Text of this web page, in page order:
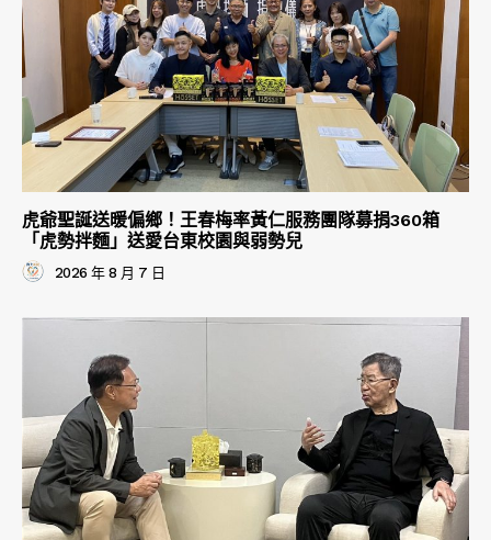
虎爺聖誕送暖偏鄉！王春梅率黃仁服務團隊募捐360箱
「虎勢拌麵」送愛台東校園與弱勢兒
2026 年 8 月 7 日